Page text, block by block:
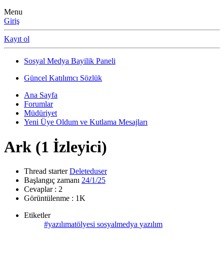
Menu
Giriş
Kayıt ol
Sosyal Medya Bayilik Paneli
Güncel Katılımcı Sözlük
Ana Sayfa
Forumlar
Müdüriyet
Yeni Üye Oldum ve Kutlama Mesajları
Ark (1 İzleyici)
Thread starter Deleteduser
Başlangıç zamanı 24/1/25
Cevaplar : 2
Görüntülenme : 1K
Etiketler
#yazılımatölyesi sosyalmedya yazılım